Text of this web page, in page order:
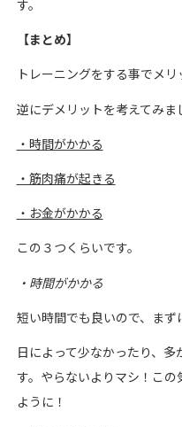
す。
【まとめ】
トレーニングをする事でメリ
逆にデメリットを考えてみま
・時間がかかる
・筋肉痛が起きる
・お金がかかる
この３つくらいです。
・ 時間がかかる
短い時間でも良いので、まず
日によって少なかったり、
す。やらないよりマシ！こ
ように！